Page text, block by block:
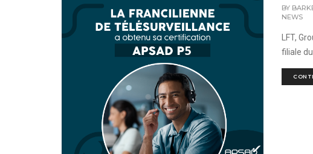
BY
NEWS
LFT,
filiale du